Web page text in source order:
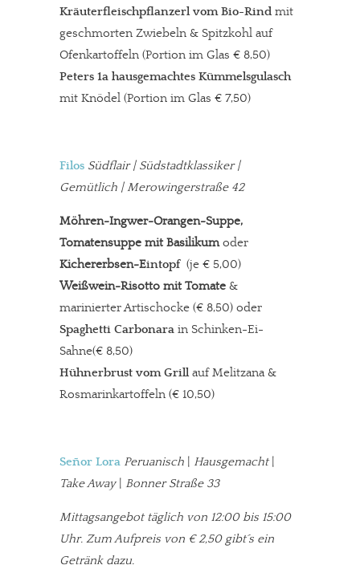
Kräuterfleischpflanzerl vom Bio-Rind mit
geschmorten Zwiebeln & Spitzkohl auf
Ofenkartoffeln (Portion im Glas € 8,50)
Peters 1a hausgemachtes Kümmelsgulasch
mit Knödel (Portion im Glas € 7,50)
Filos Südflair | Südstadtklassiker |
Gemütlich | Merowingerstraße 42
Möhren-Ingwer-Orangen-Suppe,
Tomatensuppe mit Basilikumoder
Kichererbsen-Eintopf(je € 5,00)
Weißwein-Risotto mit Tomate &
marinierter Artischocke (€ 8,50) oder
Spaghetti Carbonara in Schinken-Ei-
Sahne(€ 8,50)
Hühnerbrust vom Grillauf Melitzana &
Rosmarinkartoffeln (€ 10,50)
Señor Lora Peruanisch Hausgemacht|
Take Away| Bonner Straße 33
Mittagsangebot täglich von 12:00 bis 15:00
Uhr. Zum Aufpreis von € 2,50 gibt´s ein
Getränk dazu.